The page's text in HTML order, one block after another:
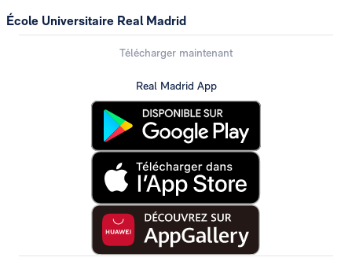
École Universitaire Real Madrid
Télécharger maintenant
Real Madrid App